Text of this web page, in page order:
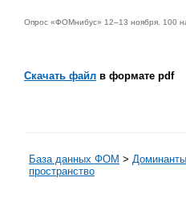
Опрос «ФОМнибус» 12–13 ноября. 100
Скачать файл в формате pdf
База данных ФОМ >
пространство